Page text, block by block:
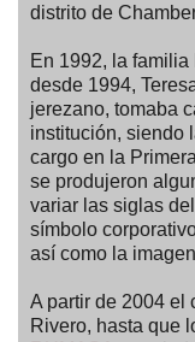
distrito de
En 1992, la
desde 1994,
jerezano, tomaba
institución, siendo
cargo en la
se produjeron
variar las siglas
símbolo
así como la
A partir de 2004 el
Rivero, hasta que